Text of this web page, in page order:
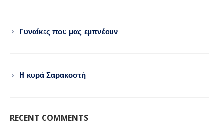
Γυναίκες που μας εμπνέουν
Η κυρά Σαρακοστή
RECENT COMMENTS